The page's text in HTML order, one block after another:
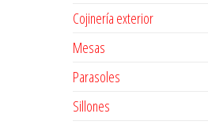
Cojinería exterior
Mesas
Parasoles
Sillones